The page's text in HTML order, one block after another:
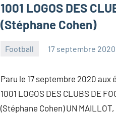
1001 LOGOS DES
(Stéphane Cohen)
Football 17 septembre 2020
Paru le 17 septembre 2020 aux
1001 LOGOS DES CLUBS DE
(Stéphane Cohen) UN